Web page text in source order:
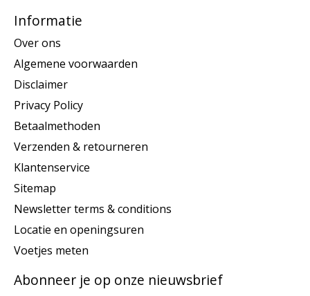
Informatie
Over ons
Algemene voorwaarden
Disclaimer
Privacy Policy
Betaalmethoden
Verzenden & retourneren
Klantenservice
Sitemap
Newsletter terms & conditions
Locatie en openingsuren
Voetjes meten
Abonneer je op onze nieuwsbrief